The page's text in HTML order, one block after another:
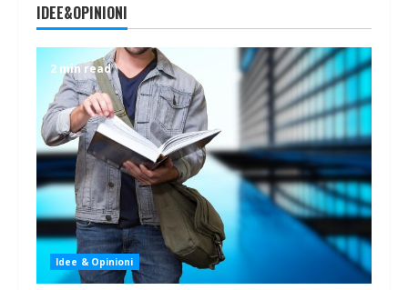
IDEE&OPINIONI
2 min read
Idee & Opinioni